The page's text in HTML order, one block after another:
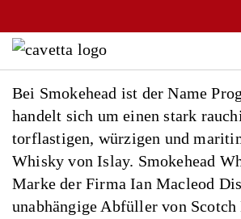
Bei Smokehead ist der Name
handelt sich um einen stark
torflastigen, würzigen und
Whisky von Islay. Smokehead
Marke der Firma Ian Macleod
unabhängige Abfüller von